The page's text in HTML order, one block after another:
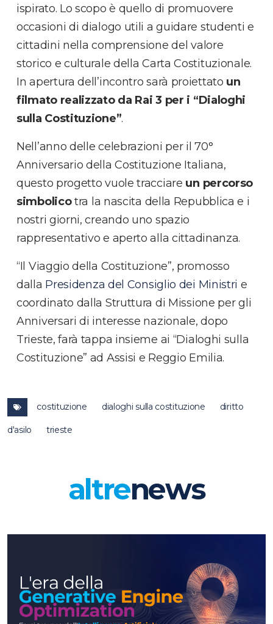
ispirato. Lo scopo è quello di promuovere
occasioni di dialogo utili a guidare studenti e
cittadini nella comprensione del valore
storico e culturale della Carta Costituzionale.
In apertura dell’incontro sarà proiettato un
filmato realizzato da Rai 3 per i “Dialoghi
sulla Costituzione”.
Nell’anno delle celebrazioni per il 70°
Anniversario della Costituzione Italiana,
questo progetto vuole tracciare un percorso
simbolicotra la nascita della Repubblica e i
nostri giorni, creando uno spazio
rappresentativo e aperto alla cittadinanza.
“Il Viaggio della Costituzione”, promosso
dalla Presidenza del Consiglio dei Ministri e
coordinato dalla Struttura di Missione per gli
Anniversari di interesse nazionale, dopo
Trieste, farà tappa insieme ai “Dialoghi sulla
Costituzione” ad Assisi e Reggio Emilia.
costituzione dialoghi sulla costituzione diritto
d'asilo trieste
altrenews